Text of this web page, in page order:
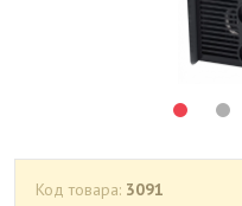
Код товара: 3091